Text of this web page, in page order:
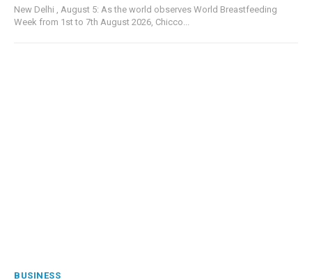
New Delhi , August 5: As the world observes World Breastfeeding
Week from 1st to 7th August 2026, Chicco...
BUSINESS